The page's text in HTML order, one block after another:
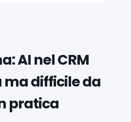
AI nel CRM
ma difficile da
pratica